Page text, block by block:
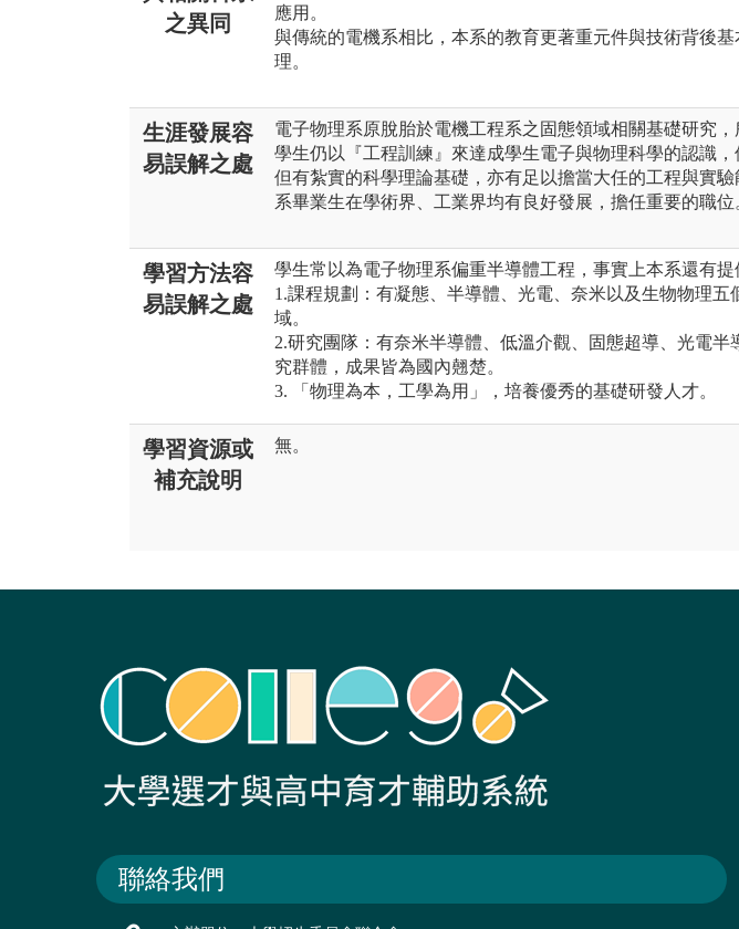
之異同
應用。
與傳統的電機系相比，本系的教育更著重元件與技術背後基
理。
生涯發展容
易誤解之處
電子物理系原脫胎於電機工程系之固態領域相關基礎研究，
學生仍以『工程訓練』來達成學生電子與物理科學的認識，
但有紮實的科學理論基礎，亦有足以擔當大任的工程與實驗
系畢業生在學術界、工業界均有良好發展，擔任重要的職位
學習方法容
易誤解之處
學生常以為電子物理系偏重半導體工程，事實上本系還有提
1.課程規劃：有凝態、半導體、光電、奈米以及生物物理五
域。
2.研究團隊：有奈米半導體、低溫介觀、固態超導、光電半
究群體，成果皆為國內翹楚。
3. 「物理為本，工學為用」，培養優秀的基礎研發人才。
學習資源或
補充說明
無。
聯絡我們